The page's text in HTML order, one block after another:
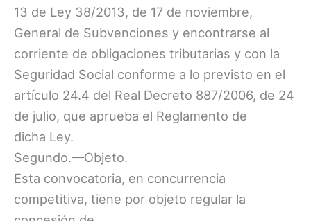
13 de Ley 38/2013, de 17 de noviembre,
General de Subvenciones y encontrarse al
corriente de obligaciones tributarias y con la
Seguridad Social conforme a lo previsto en el
artículo 24.4 del Real Decreto 887/2006, de 24
de julio, que aprueba el Reglamento de
dicha Ley.
Segundo.—Objeto.
Esta convocatoria, en concurrencia
competitiva, tiene por objeto regular la